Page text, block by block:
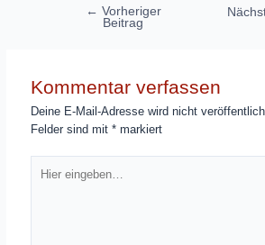
Beitragsnavigation
← Vorheriger
Beitrag
Kommentar verfassen
Deine E-Mail-Adresse wird nicht
Felder sind mit* markiert
eingeben…